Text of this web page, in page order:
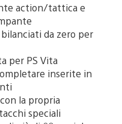
action/tattica e
da zero per
per PS Vita
inserite in
la propria
speciali